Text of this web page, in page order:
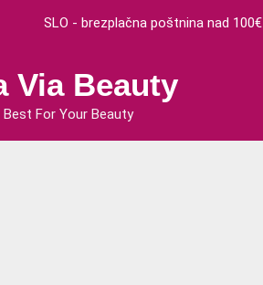
SLO - brezplačna poštnina nad 100€
Via Beauty
Best For Your Beauty